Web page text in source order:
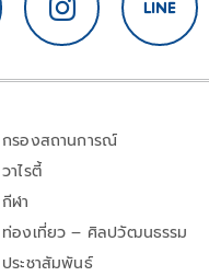
กรองสถานการณ์
วาไรตี้
กีฬา
ท่องเที่ยว – ศิลปวัฒนธรรม
ประชาสัมพันธ์